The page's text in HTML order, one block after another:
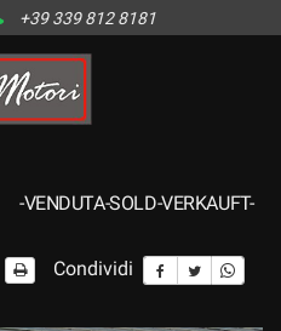
+39 339 812 8181
-VENDUTA-SOLD-VERKAUFT-
Condividi